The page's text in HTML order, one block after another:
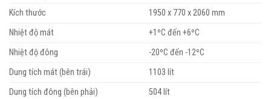
Kích thước
1950 x 770 x 2060 mm
Nhiệt độ mát
+1ºC đến +6ºC
Nhiệt độ đông
-20ºC đến -12ºC
Dung tích mát (bên trái)
1103 lít
Dung tích đông (bên phải)
504 lít